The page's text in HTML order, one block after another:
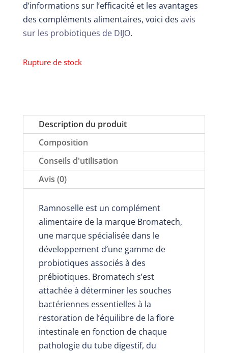
d’informations sur l’efficacité et les avantages
des compléments alimentaires, voici des avis
sur les probiotiques de DIJO.
Rupture de stock
Description du produit
Composition
Conseils d'utilisation
Avis (0)
Ramnoselle est un complément
alimentaire de la marque Bromatech,
une marque spécialisée dans le
développement d’une gamme de
probiotiques associés à des
prébiotiques. Bromatech s’est
attachée à déterminer les souches
bactériennes essentielles à la
restoration de l’équilibre de la flore
intestinale en fonction de chaque
pathologie du tube digestif, du